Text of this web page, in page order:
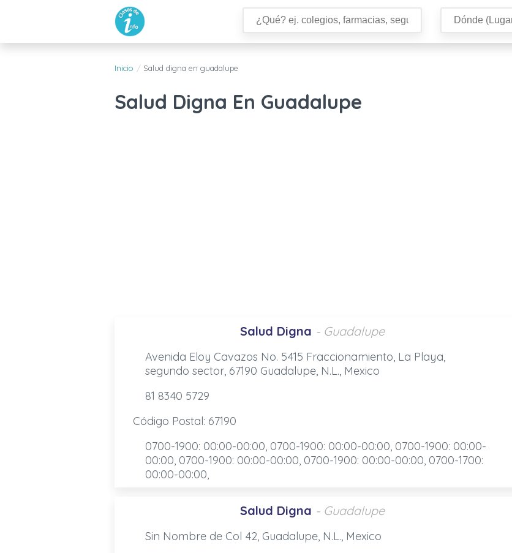
Inicio Salud digna en guadalupe
Salud Digna En Guadalupe
Salud Digna - Guadalupe
Avenida Eloy Cavazos No. 5415 Fraccionamiento, La Playa,
segundo sector, 67190 Guadalupe, N.L., Mexico
81 8340 5729
Código Postal: 67190
0700-1900: 00:00-00:00, 0700-1900: 00:00-00:00, 0700-1900: 00:00-
00:00, 0700-1900: 00:00-00:00, 0700-1900: 00:00-00:00, 0700-1700:
00:00-00:00,
Salud Digna - Guadalupe
Sin Nombre de Col 42, Guadalupe, N.L., Mexico